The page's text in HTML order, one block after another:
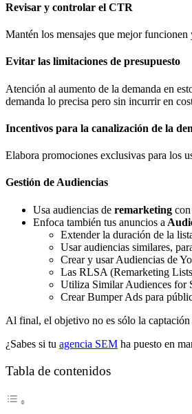
Revisar y controlar el CTR
Mantén los mensajes que mejor funcionen
Evitar las limitaciones de presupuesto
Atención al aumento de la demanda en
demanda lo precisa pero sin incurrir en
Incentivos para la canalización de la
Elabora promociones exclusivas para los
Gestión de Audiencias
Usa audiencias de remarketing
Enfoca también tus anuncios a
Extender la duración de la
Usar audiencias similares,
Crear y usar Audiencias de
Las RLSA (Remarketing Lists
Utiliza Similar Audiences for
Crear Bumper Ads para
Al final, el objetivo no es sólo la captación
¿Sabes si tu agencia SEM ha puesto en
Tabla de contenidos